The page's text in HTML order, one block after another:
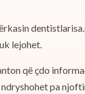
lejohet.
që çdo
pa